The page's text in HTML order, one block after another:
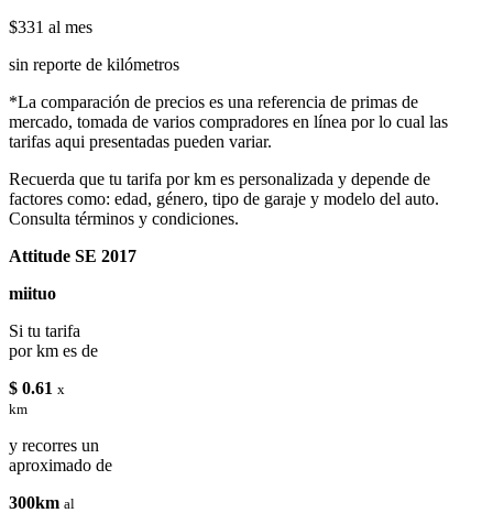
$331 al mes
sin reporte de kilómetros
*La comparación de precios es una referencia de primas de
mercado, tomada de varios compradores en línea por lo cual las
tarifas aqui presentadas pueden variar.
Recuerda que tu tarifa por km es personalizada y depende de
factores como: edad, género, tipo de garaje y modelo del auto.
Consulta términos y condiciones.
Attitude SE 2017
miituo
Si tu tarifa
por km es de
$ 0.61 x
km
y recorres un
aproximado de
300km al